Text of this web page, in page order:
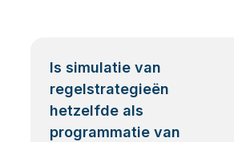
Is simulatie van
regelstrategieën
hetzelfde als
programmatie van